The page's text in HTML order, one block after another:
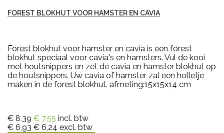
FOREST BLOKHUT VOOR HAMSTER EN CAVIA
Forest blokhut voor hamster en cavia is een forest
blokhut speciaal voor cavia's en hamsters. Vul de kooi
met houtsnippers en zet de cavia en hamster blokhut op
de houtsnippers. Uw cavia of hamster zal een holletje
maken in de forest blokhut. afmeting:15x15x14 cm
€ 8,39 € 7,55 incl. btw
€ 6,93 € 6,24 excl. btw